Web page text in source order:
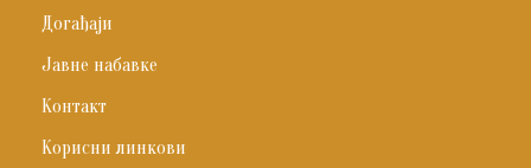
Догађаји
Јавне набавке
Контакт
Корисни линкови